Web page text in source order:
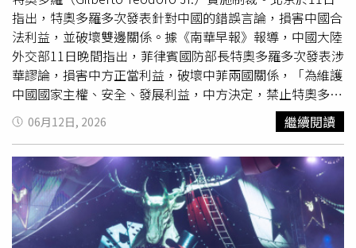
修復的《孽子》底片也是出自吳功之手。朱延平說，《小丑
與天鵝》有一場戲是許不了獨自在麵攤傷心獨白，拍到一
半，許不了崩潰痛哭，抱著朱延平說「我活不久了，你要答
應，幫我照顧我的小女兒…」。朱延平的承諾延續至今，當
年不到一歲的許不了之女葉蓉庭，2015年結婚時由朱延平
送嫁，2025年《
與天鵝》在世界影音遺產日放映時，
葉蓉庭也是在朱延平的陪同下，第一次在大銀幕上，看到如
此清晰的父親形象。《小丑與天鵝》出品人吳功日前病逝朱
延平感念唏噓。（圖／海鵬提供）褚明仁說，許不了從
1979年登上大銀幕，到1985年過世，短短六年間拍攝了46
部電影，每一部都賣座，而《小丑與天鵝》上映時伴隨著許
不了離世新聞，引爆票房狂潮，許多觀眾在戲院裡一邊哭一
指出，特奧多羅多次發表針對中國的錯誤言論，損害中國合
法利益，並破壞雙邊關係。據《南華早報》報導，中國大陸
外交部11日晚間指出，菲律賓國防部長特奧多羅多次發表涉
華謬論，損害中方正當利益，破壞中菲兩國關係，「為維護
中國國家主權、安全、發展利益，中方決定，禁止特奧多羅
及其配偶、子女入境中國內地及香港、澳門，禁止中國境內
的組織、個人與特奧多羅及其配偶、子女進行任何交易、合
作等活動。」中菲關係長期因南海爭議而緊張，而近幾週來
情勢進一步惡化。主因之一是日本與菲律賓宣布，將就台灣
東側海域展開海上邊界談判。北京認為，這項旨在劃定專屬
經濟區及大陸棚邊界的談判，將威脅中國對台灣東側爭議海
域所主張的主權。上週，特奧多羅表示菲律賓在領土及政治
06月12日, 2026 繼續閱讀